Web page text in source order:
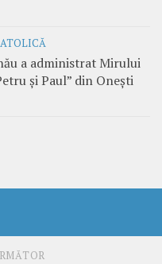
a administrat Mirului
și Paul” din Onești